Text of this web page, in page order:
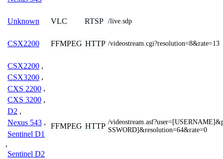
Unknown VLC RTSP /live.sdp
CSX2200 FFMPEG HTTP /videostream.cgi?resolution=8&rate=13
CSX2200 ,
CSX3200 ,
CXS 2200 ,
CXS 3200 ,
D2 ,
Nexus 543 ,
Sentinel D1
,
Sentinel D2
FFMPEG HTTP /
SSWORD]&resolution=64&rate=0